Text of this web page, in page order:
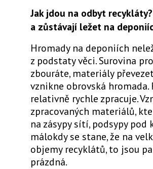
Jak jdou na odbyt
a zůstávají ležet na
Hromady na deponiích
z podstaty věci. Surovina
zbouráte, materiály
vznikne obrovská
relativně rychle zpracuje.
zpracovaných materiálů,
na zásypy sítí, podsypy
málokdy se stane, že na
objemy recyklátů, to jsou
prázdná.